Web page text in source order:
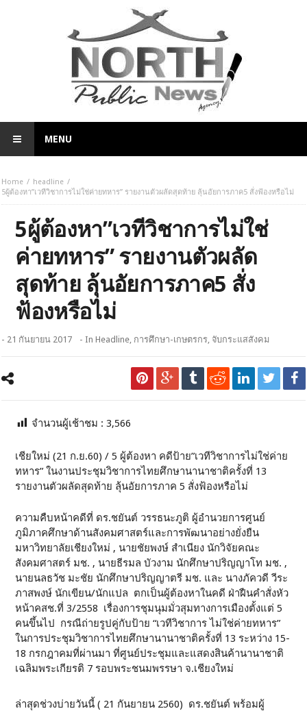
MENU
Home
headline
5ผู้ต้องหา”เวทีวิชาการไม่ใช่ค่ายทหาร” รายงานตัวผลัดสุดท้าย ลุ้นอัยการภาค5 สั่งฟ้องหรือไม่
5ผู้ต้องหา”เวทีวิชาการไม่ใช่
ค่ายทหาร” รายงานตัวผลัด
สุดท้าย ลุ้นอัยการภาค5 สั่ง
ฟ้องหรือไม่
- 21 กันยายน 2017 - InHeadline, การศึกษา-เกษตรกร, จับกระแสสังคม
จำนวนผู้เช้าชม :3,566
เชียใหม่ (21 ก.ย.60) / 5 ผู้ต้องหา คดีป้าย”เวทีวิชาการไม่ใช่ค่าย
ทหาร” ในงานประชุมวิชาการไทยศึกษานานาชาติครั้งที่ 13
รายงานตัวผลัดสุดท้าย ลุ้นอัยการภาค 5 สั่งฟ้องหรือไม่
ความคืบหน้าคดีที่ ดร.ชยันต์ วรรธนะภูติ ผู้อำนวยการศูนย์
ภูมิภาคศึกษาด้านสังคมศาสตร์และการพัฒนาอย่างยั่งยืน
มหาวิทยาลัยเชียงใหม่ , นายชัยพงษ์ สำเนียง นักวิจัยคณะ
สังคมศาสตร์ มช. , นายธีรมล บัวงาม นักศึกษาปริญญาโท มช. ,
นายนลธวัช มะชัย นักศึกษาปริญญาตรี มช. และ นางภัควดี วีระ
ภาสพงษ์ นักเขียน/นักแปล ตกเป็นผู้ต้องหาในคดี ฝ่าฝืนคำสั่งหัว
หน้าคสช.ที่ 3/2558 เรื่องการชุมนุมมั่วสุมทางการเมืองตั้งแต่ 5
คนขึ้นไป กรณีถ่ายรูปคู่กับป้าย “เวทีวิชาการ ไม่ใช่ค่ายทหาร”
ในการประชุมวิชาการไทยศึกษานานาชาติครั้งที่ 13 ระหว่าง 15-
18 กรกฎาคมที่ผ่านมา ที่ศูนย์ประชุมและแสดงสินค้านานาชาติ
เฉลิมพระเกียรติ 7 รอบพระชนมพรรษา จ.เชียงใหม่
ล่าสุดช่วงบ่ายวันนี้ ( 21 กันยายน 2560) ดร.ชยันต์ พร้อมผู้